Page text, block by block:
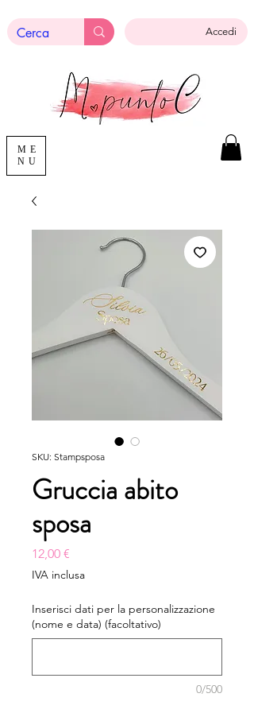
Accedi
ME
NU
SKU: Stampsposa
Gruccia abito
sposa
12,00 €
IVA inclusa
Inserisci dati per la personalizzazione
(nome e data) (facoltativo)
0/500